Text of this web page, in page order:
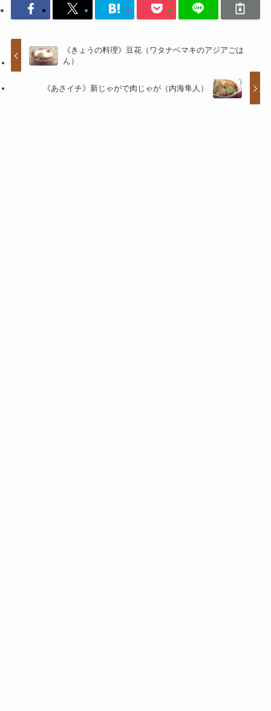
《きょうの料理》豆花（ワタナベマキのアジアごは
ん）
《あさイチ》新じゃがで肉じゃが（内海隼人）